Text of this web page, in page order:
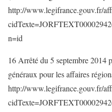
http://www.legifrance.gouv.fr/
n=id
16 Arrêté du 5 septembre 2014
généraux pour les affaires
http://www.legifrance.gouv.fr/